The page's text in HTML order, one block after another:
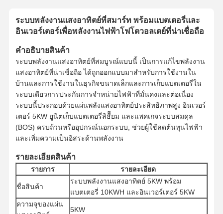
ระบบพลังงานแสงอาทิตย์ที่สมาร์ท พร้อมแบตเตอรี่และ
อินเวอร์เตอร์เพื่อพลังงานไฟฟ้าโฟโตวอลเตย์ที่น่าเชื่อถือ
คําอธิบายสินค้า
ระบบพลังงานแสงอาทิตย์ที่สมบูรณ์แบบนี้ เป็นการแก้ไขพลังงาน
แสงอาทิตย์ที่น่าเชื่อถือ ได้ถูกออกแบบมาสําหรับการใช้งานใน
บ้านและการใช้งานในธุรกิจขนาดเล็กและการเก็บแบตเตอรี่ใน
ระบบเดียวการประกันการจําหน่ายไฟฟ้าที่มั่นคงและต่อเนื่อง
ระบบนี้ประกอบด้วยแผ่นพลังแสงอาทิตย์ประสิทธิภาพสูง อินเวอร์
เตอร์ 5KW ยูนิตเก็บแบตเตอรี่ลิธีียม และแพคเกจระบบสมดุล
(BOS) ครบถ้วนหรืออุปกรณ์นอกระบบ, ช่วยผู้ใช้ลดต้นทุนไฟฟ้า
และเพิ่มความเป็นอิสระด้านพลังงาน
รายละเอียดสินค้า
รายการ รายละเอียด
ชื่อสินค้า
ระบบพลังงานแสงอาทิตย์ 5KW พร้อม
แบตเตอรี่ 10KWH และอินเวอร์เตอร์ 5KW
ความจุของแผ่น
5KW